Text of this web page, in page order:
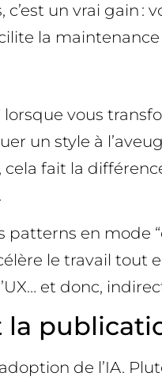
un vrai gain :
la
vous
un style à
fait la
en mode
le travail tout
et donc,
de l’IA.